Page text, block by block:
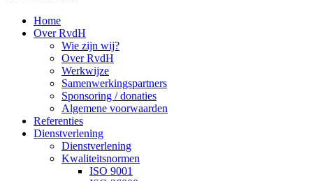
Home
Over RvdH
Wie zijn wij?
Over RvdH
Werkwijze
Samenwerkingspartners
Sponsoring / donaties
Algemene voorwaarden
Referenties
Dienstverlening
Dienstverlening
Kwaliteitsnormen
ISO 9001